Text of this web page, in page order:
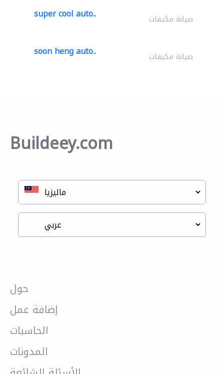
super cool auto.. صيانة مكيفات
soon heng auto.. صيانة مكيفات
Buildeey.com
حول
إضافة عمل
الحاسبات
المدونات